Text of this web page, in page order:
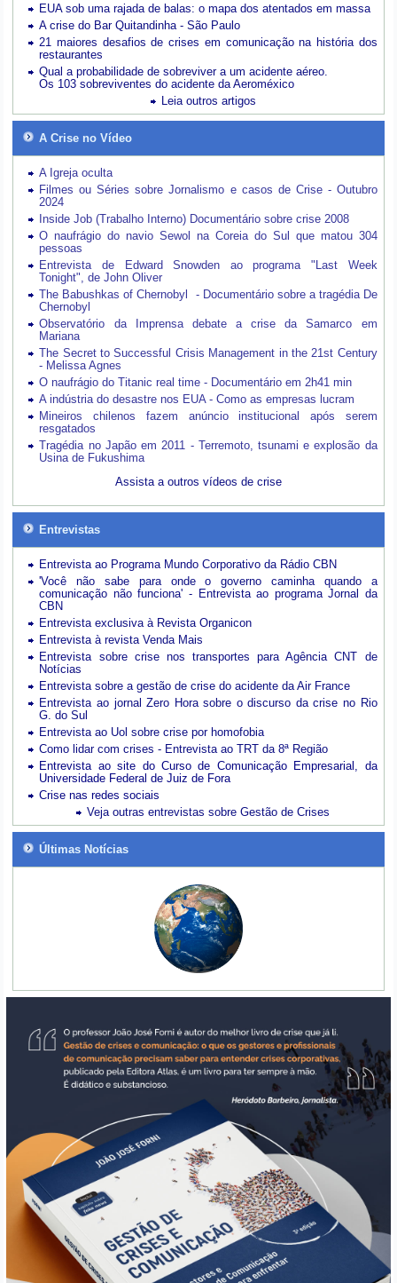
EUA sob uma rajada de balas: o mapa dos atentados em massa
A crise do Bar Quitandinha - São Paulo
21 maiores desafios de crises em comunicação na história dos
restaurantes
Qual a probabilidade de sobreviver a um acidente aéreo.
Os 103 sobreviventes do acidente da Aeroméxico
Leia outros artigos
A Crise no Vídeo
A Igreja oculta
Filmes ou Séries sobre Jornalismo e casos de Crise - Outubro
2024
Inside Job (Trabalho Interno) Documentário sobre crise 2008
O naufrágio do navio Sewol na Coreia do Sul que matou 304
pessoas
Entrevista de Edward Snowden ao programa "Last Week
Tonight", de John Oliver
The Babushkas of Chernobyl - Documentário sobre a tragédia De
Chernobyl
Observatório da Imprensa debate a crise da Samarco em
Mariana
The Secret to Successful Crisis Management in the 21st Century
- Melissa Agnes
O naufrágio do Titanic real time - Documentário em 2h41 min
A indústria do desastre nos EUA - Como as empresas lucram
Mineiros chilenos fazem anúncio institucional após serem
resgatados
Tragédia no Japão em 2011 - Terremoto, tsunami e explosão da
Usina de Fukushima
Assista a outros vídeos de crise
Entrevistas
Entrevista ao Programa Mundo Corporativo da Rádio CBN
'Você não sabe para onde o governo caminha quando a
comunicação não funciona' - Entrevista ao programa Jornal da
CBN
Entrevista exclusiva à Revista Organicon
Entrevista à revista Venda Mais
Entrevista sobre crise nos transportes para Agência CNT de
Notícias
Entrevista sobre a gestão de crise do acidente da Air France
Entrevista ao jornal Zero Hora sobre o discurso da crise no Rio
G. do Sul
Entrevista ao Uol sobre crise por homofobia
Como lidar com crises - Entrevista ao TRT da 8ª Região
Entrevista ao site do Curso de Comunicação Empresarial, da
Universidade Federal de Juiz de Fora
Crise nas redes sociais
Veja outras entrevistas sobre Gestão de Crises
Últimas Notícias